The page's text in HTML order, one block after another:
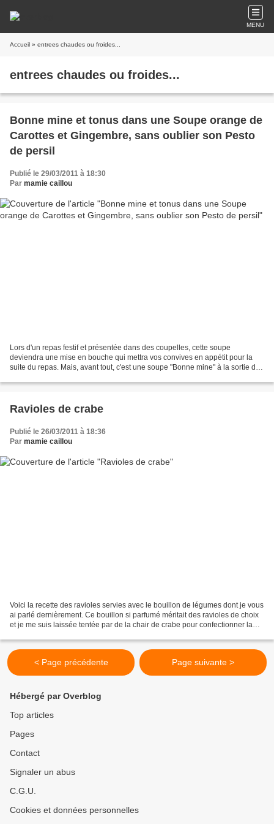
MENU
Accueil » entrees chaudes ou froides...
entrees chaudes ou froides...
Bonne mine et tonus dans une Soupe orange de
Carottes et Gingembre, sans oublier son Pesto
de persil
Publié le 29/03/2011 à 18:30
Par mamie caillou
Lors d'un repas festif et présentée dans des coupelles, cette soupe
deviendra une mise en bouche qui mettra vos convives en appétit pour la
suite du repas. Mais, avant tout, c'est une soupe "Bonne mine" à la sortie de
Ravioles de crabe
Publié le 26/03/2011 à 18:36
Par mamie caillou
Voici la recette des ravioles servies avec le bouillon de légumes dont je vous
ai parlé dernièrement. Ce bouillon si parfumé méritait des ravioles de choix
et je me suis laissée tentée par de la chair de crabe pour confectionner la
< Page précédente Page suivante >
Hébergé par Overblog
Top articles
Pages
Contact
Signaler un abus
C.G.U.
Cookies et données personnelles